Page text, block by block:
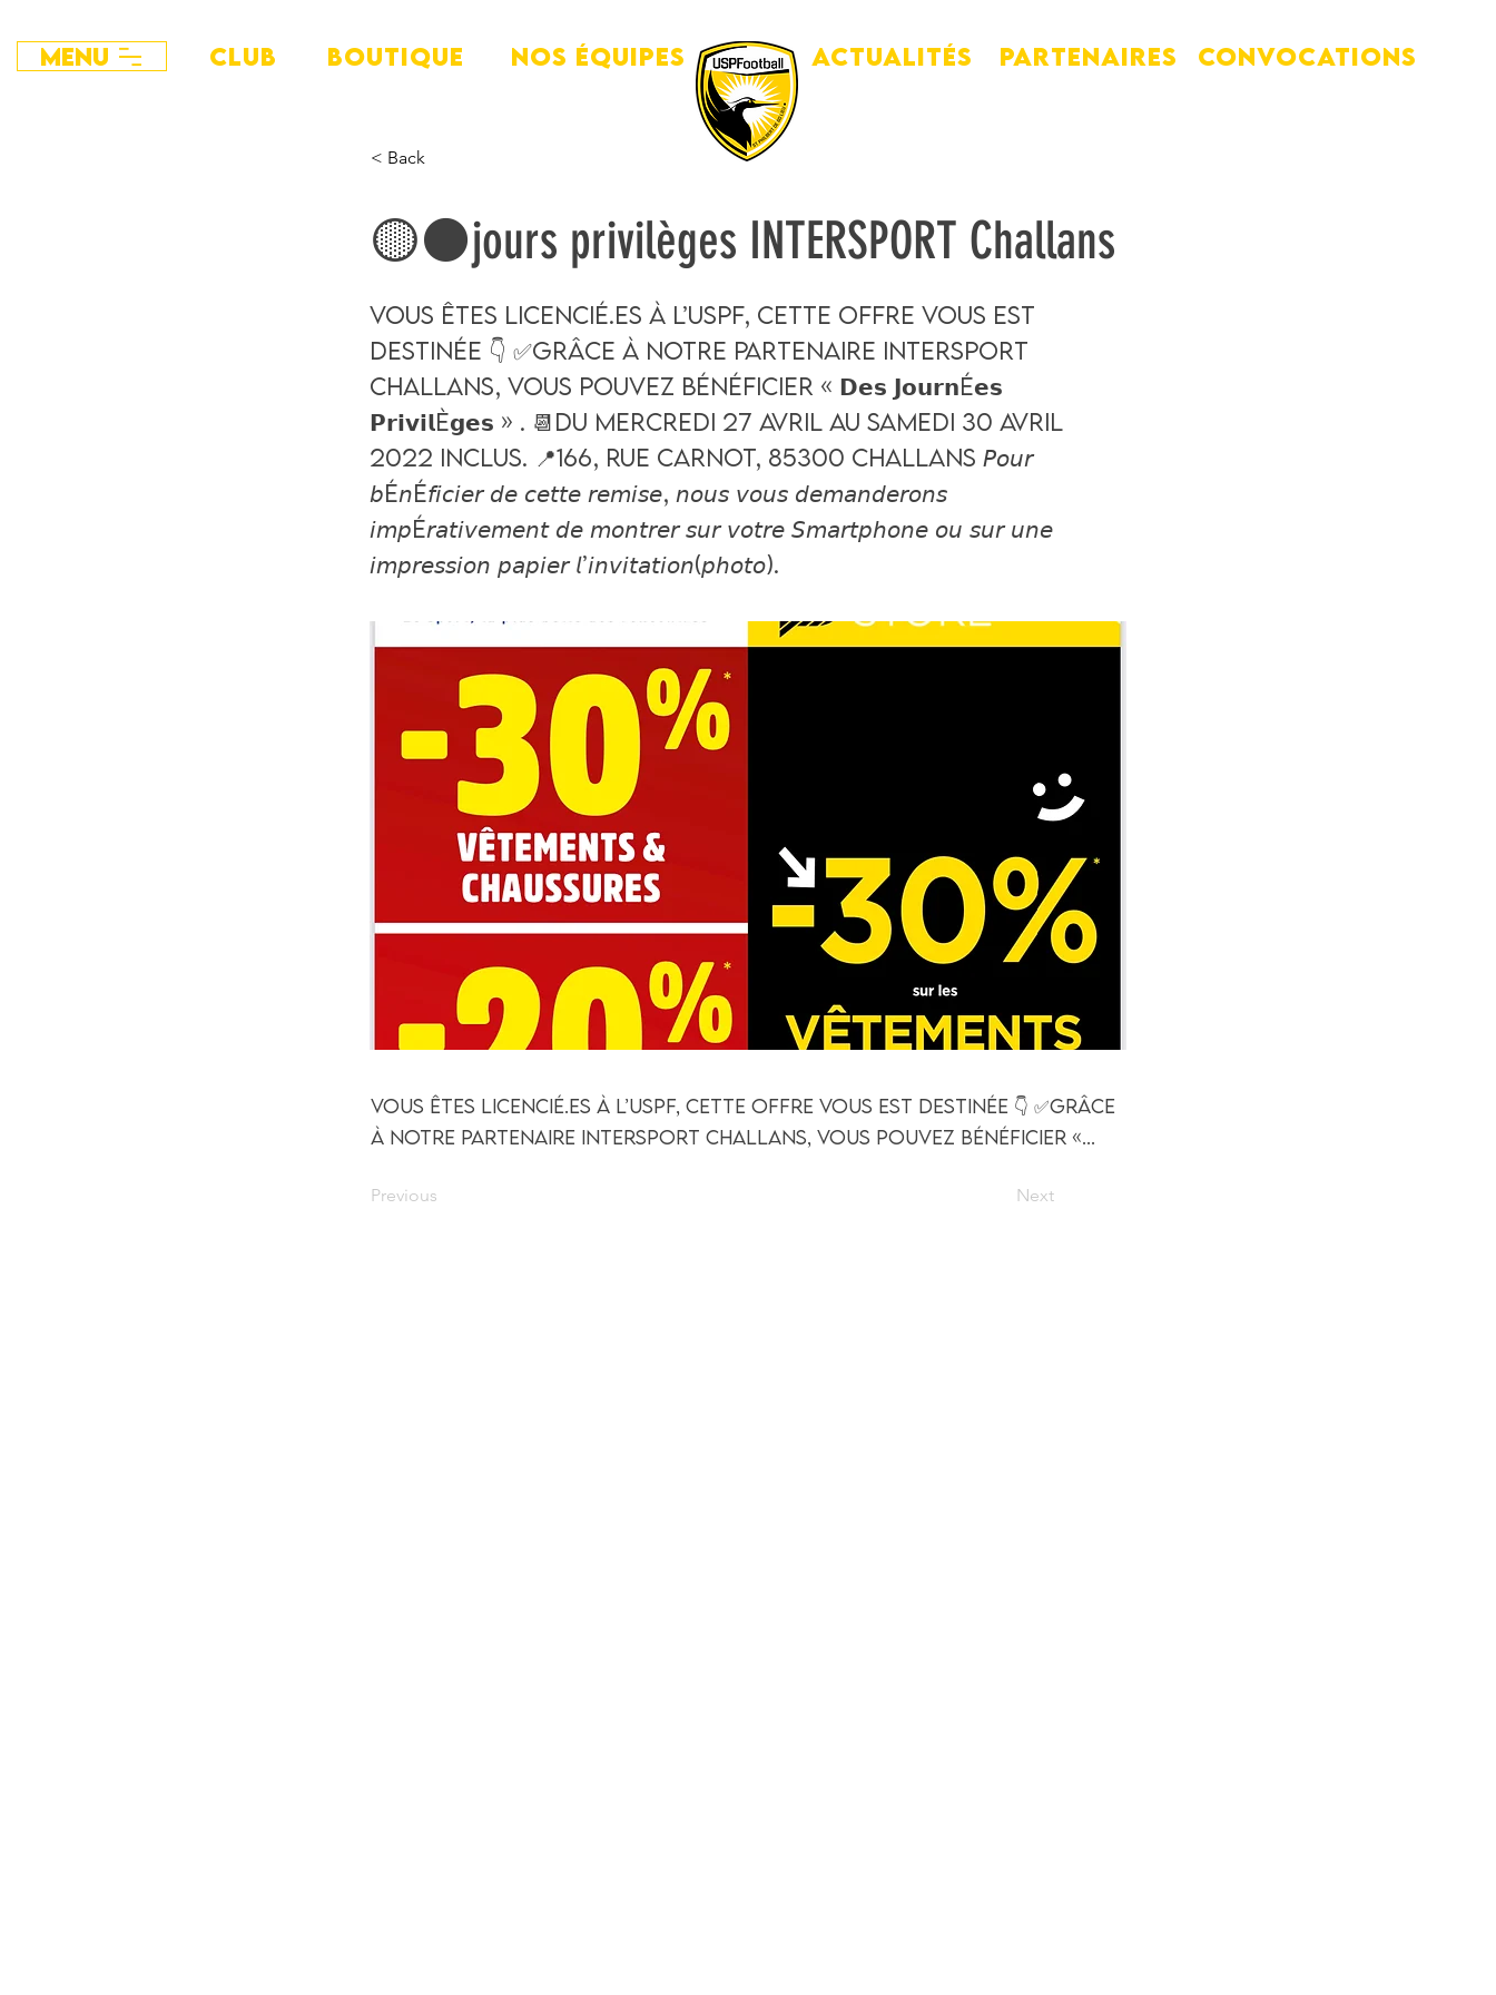
Menu CLUB BOUTIQUE Nos équipes Actualités PARTENAIRES Convocations
< Back
🟡⚫️jours privilèges INTERSPORT Challans
Vous êtes licencié.es à l’USPF, cette offre vous est
destinée 👇 ✅Grâce à notre partenaire INTERSPORT
Challans, vous pouvez bénéficier « 𝗗𝗲𝘀 𝗝𝗼𝘂𝗿𝗻é𝗲𝘀
𝗣𝗿𝗶𝘃𝗶𝗹è𝗴𝗲𝘀 » . 📆Du Mercredi 27 Avril au Samedi 30 Avril
2022 inclus. 📍166, rue Carnot, 85300 Challans 𝘗𝘰𝘶𝘳
𝘣é𝘯é𝘧𝘪𝘤𝘪𝘦𝘳 𝘥𝘦 𝘤𝘦𝘵𝘵𝘦 𝘳𝘦𝘮𝘪𝘴𝘦, 𝘯𝘰𝘶𝘴 𝘷𝘰𝘶𝘴 𝘥𝘦𝘮𝘢𝘯𝘥𝘦𝘳𝘰𝘯𝘴
𝘪𝘮𝘱é𝘳𝘢𝘵𝘪𝘷𝘦𝘮𝘦𝘯𝘵 𝘥𝘦 𝘮𝘰𝘯𝘵𝘳𝘦𝘳 𝘴𝘶𝘳 𝘷𝘰𝘵𝘳𝘦 𝘚𝘮𝘢𝘳𝘵𝘱𝘩𝘰𝘯𝘦 𝘰𝘶 𝘴𝘶𝘳 𝘶𝘯𝘦
𝘪𝘮𝘱𝘳𝘦𝘴𝘴𝘪𝘰𝘯 𝘱𝘢𝘱𝘪𝘦𝘳 𝘭’𝘪𝘯𝘷𝘪𝘵𝘢𝘵𝘪𝘰𝘯(𝘱𝘩𝘰𝘵𝘰).
Vous êtes licencié.es à l’USPF, cette offre vous est destinée 👇 ✅Grâce
à notre partenaire INTERSPORT Challans, vous pouvez bénéficier «...
Previous Next